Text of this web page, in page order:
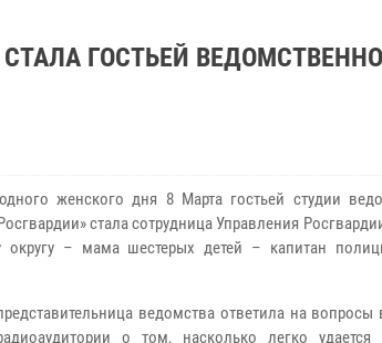
ГОСТЬЕЙ
женского дня 8 Марта гостьей студии
стала сотрудница Управления
округу – мама шестерых детей – капитан
ведомства ответила на вопросы
о том, насколько легко удается